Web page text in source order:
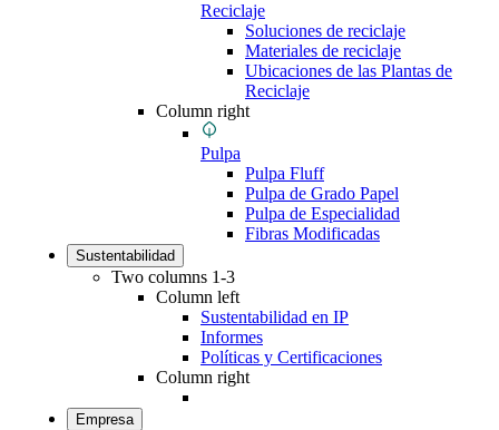
Reciclaje
Soluciones de reciclaje
Materiales de reciclaje
Ubicaciones de las Plantas de
Reciclaje
Column right
Pulpa
Pulpa Fluff
Pulpa de Grado Papel
Pulpa de Especialidad
Fibras Modificadas
Sustentabilidad
Two columns 1-3
Column left
Sustentabilidad en IP
Informes
Políticas y Certificaciones
Column right
Empresa